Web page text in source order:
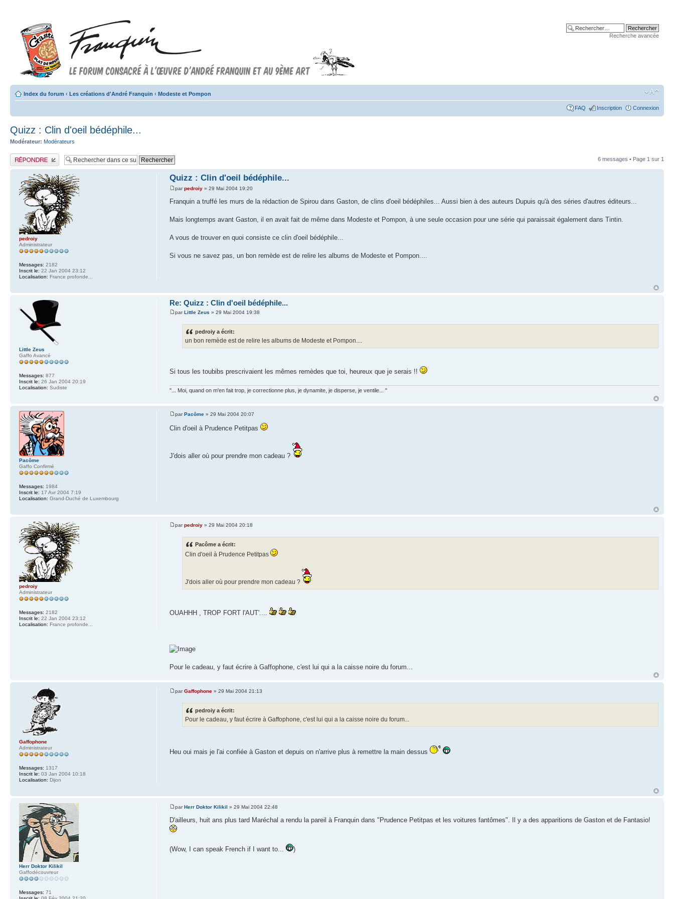
Recherche avancée
Index du forum ‹ Les créations d'André Franquin ‹ Modeste et Pompon
FAQ Inscription Connexion
Quizz : Clin d'oeil bédéphile...
Modérateur: Modérateurs
Publier une réponse 6 messages • Page 1 sur 1
Quizz : Clin d'oeil bédéphile...
parpedroiy » 29 Mai 2004 19:20
Franquin a truffé les murs de la rédaction de Spirou dans Gaston, de clins d'oeil bédéphiles... Aussi bien à des auteurs Dupuis qu'à des séries d'autres éditeurs...
Mais longtemps avant Gaston, il en avait fait de même dans Modeste et Pompon, à une seule occasion pour une série qui paraissait également dans Tintin.
A vous de trouver en quoi consiste ce clin d'oeil bédéphile...
Si vous ne savez pas, un bon remède est de relire les albums de Modeste et Pompon....
pedroiy
Administrateur
Messages: 2182
Inscrit le: 22 Jan 2004 23:12
Localisation: France profonde...
Re: Quizz : Clin d'oeil bédéphile...
parLittle Zeus » 29 Mai 2004 19:38
pedroiy a écrit:
un bon remède est de relire les albums de Modeste et Pompon....
Si tous les toubibs prescrivaient les mêmes remèdes que toi, heureux que je serais !!
"... Moi, quand on m'en fait trop, je correctionne plus, je dynamite, je disperse, je ventile... "
Little Zeus
Gaffo Avancé
Messages: 877
Inscrit le: 26 Jan 2004 20:19
Localisation: Sudiste
parPacôme » 29 Mai 2004 20:07
Clin d'oeil à Prudence Petitpas
J'dois aller où pour prendre mon cadeau ?
Pacôme
Gaffo Confirmé
Messages: 1984
Inscrit le: 17 Avr 2004 7:19
Localisation: Grand-Duché de Luxembourg
parpedroiy » 29 Mai 2004 20:18
Pacôme a écrit:
Clin d'oeil à Prudence Petitpas
J'dois aller où pour prendre mon cadeau ?
OUAHHH , TROP FORT l'AUT'....
Pour le cadeau, y faut écrire à Gaffophone, c'est lui qui a la caisse noire du forum...
pedroiy
Administrateur
Messages: 2182
Inscrit le: 22 Jan 2004 23:12
Localisation: France profonde...
parGaffophone » 29 Mai 2004 21:13
pedroiy a écrit:
Pour le cadeau, y faut écrire à Gaffophone, c'est lui qui a la caisse noire du forum...
Heu oui mais je l'ai confiée à Gaston et depuis on n'arrive plus à remettre la main dessus
Gaffophone
Administrateur
Messages: 1317
Inscrit le: 03 Jan 2004 10:18
Localisation: Dijon
parHerr Doktor Kilikil » 29 Mai 2004 22:48
D'ailleurs, huit ans plus tard Maréchal a rendu la pareil à Franquin dans "Prudence Petitpas et les voitures fantômes". Il y a des apparitions de Gaston et de Fantasio!
(Wow, I can speak French if I want to... )
Herr Doktor Kilikil
Gaffodécouvreur
Messages: 71